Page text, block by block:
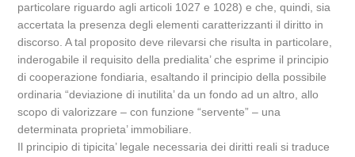
particolare riguardo agli articoli 1027 e 1028) e che, quindi, sia
accertata la presenza degli elementi caratterizzanti il diritto in
discorso. A tal proposito deve rilevarsi che risulta in particolare,
inderogabile il requisito della predialita’ che esprime il principio
di cooperazione fondiaria, esaltando il principio della possibile
ordinaria “deviazione di inutilita’ da un fondo ad un altro, allo
scopo di valorizzare – con funzione “servente” – una
determinata proprieta’ immobiliare.
Il principio di tipicita’ legale necessaria dei diritti reali si traduce